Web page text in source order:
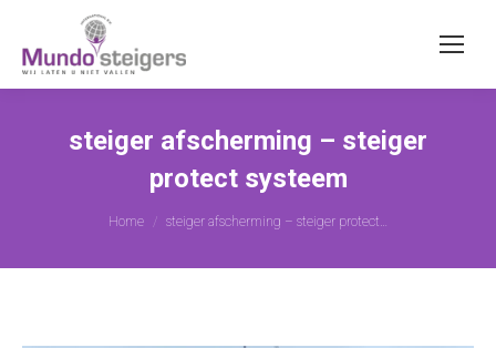
steiger afscherming – steiger
protect systeem
Je bent hier:
Home steiger afscherming – steiger protect…